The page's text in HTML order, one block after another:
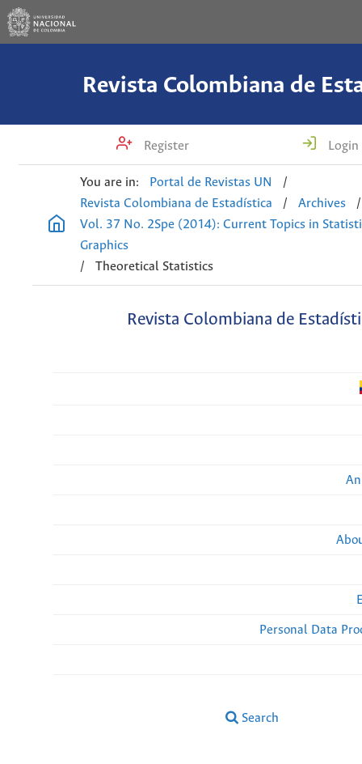
Revista Colombiana de
Register Login
You are in: Portal de Revistas UN
/
Revista Colombiana de Estadística
/ Archives
/
Vol. 37 No. 2Spe (2014): Current Topics in
Graphics
/
Theoretical Statistics
Revista Colombiana de
Personal Data
Search